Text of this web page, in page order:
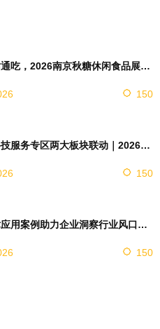
万亿赛道一站通吃，2026南京秋糖休闲食品展区4万㎡超大展馆等你来占位
150
健康食品及科技服务专区两大板块联动｜2026南京秋糖实现双向赋能助力企业对接技术资源
150
分享前沿技术应用案例助力企业洞察行业风口，2026南京秋糖9号馆赋能创新
150